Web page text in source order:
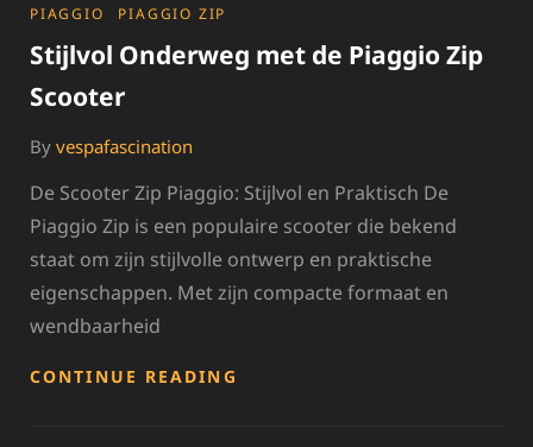
CATEGORIES
PIAGGIO PIAGGIO ZIP
Stijlvol Onderweg met de Piaggio Zip
Scooter
By vespafascination
De Scooter Zip Piaggio: Stijlvol en Praktisch De
Piaggio Zip is een populaire scooter die bekend
staat om zijn stijlvolle ontwerp en praktische
eigenschappen. Met zijn compacte formaat en
wendbaarheid
CONTINUE READING